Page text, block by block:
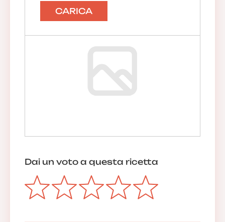
CARICA
Dai un voto a questa ricetta